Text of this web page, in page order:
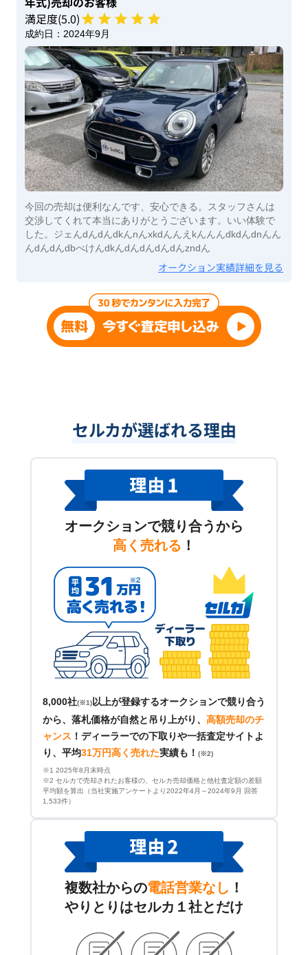
満足度(5.0)
成約日： 2024年9月
今回の売却は便利なんです、安心できる。スタッフさんは
交渉してくれて本当にありがとうございます。いい体験で
した。ジェんdんdんdkんnんxkdんんえkんんんdkdんdnんん
んdんdんdbべけんdkんdんdんdんdんzndん
オークション実績詳細を見る
セルカが選ばれる理由
オークションで競り合うから
高く売れる ！
8,000社(※1)以上が登録するオークションで競り合う
から、落札価格が自然と吊り上がり、 高額売却のチ
ャンス ！ ディーラーでの下取りや一括査定サイトよ
り、平均31万円高く売れた実績も！ (※2)
※1 2025年8月末時点
※2 セルカで売却されたお客様の、セルカ売却価格と他社査定額の差額
平均額を算出（当社実施アンケートより2022年4月～2024年9月 回答
1,533件）
複数社からの電話営業なし ！
やりとりはセルカ１社とだけ